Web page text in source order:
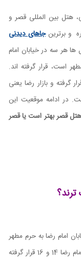
بین المللی قصر و
و برترینجاهای دیدنی
هر سه در خیابان امام
است، قرار گرفته اند.
گرفته و بازار رضا یعنی
در ادامه موقعیت این
هتل قصر بهتر است یا قصر
امام رضا به حرم مطهر
نزدیک تر است. هتل بین المللی قصر بین خیابان امام رضا 14 و 16 قرار گرفته